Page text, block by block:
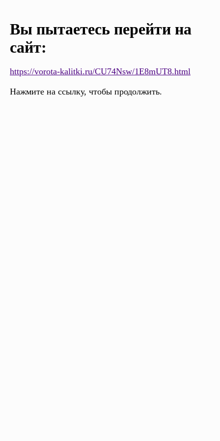
Вы пытаетесь перейти на
сайт:
https://vorota-kalitki.ru/CU74Nsw/1E8mUT8.html
Нажмите на ссылку, чтобы продолжить.